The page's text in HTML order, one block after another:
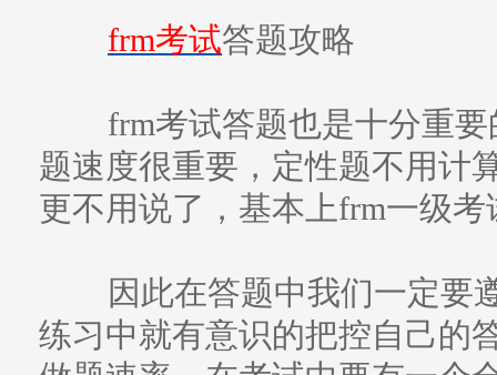
frm考试答题攻略
frm考试答题也是十分重要
题速度很重要，定性题不用计
更不用说了，基本上frm一级
因此在答题中我们一定要
练习中就有意识的把控自己的